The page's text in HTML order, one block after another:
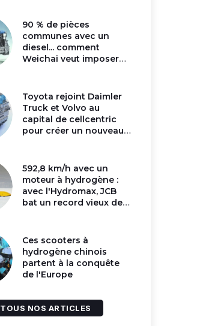
90 % de pièces
communes avec un
diesel... comment
Weichai veut imposer
Toyota rejoint Daimler
Truck et Volvo au
capital de cellcentric
pour créer un nouveau
592,8 km/h avec un
moteur à hydrogène :
avec l'Hydromax, JCB
bat un record vieux de
Ces scooters à
hydrogène chinois
partent à la conquête
de l'Europe
TOUS NOS ARTICLES